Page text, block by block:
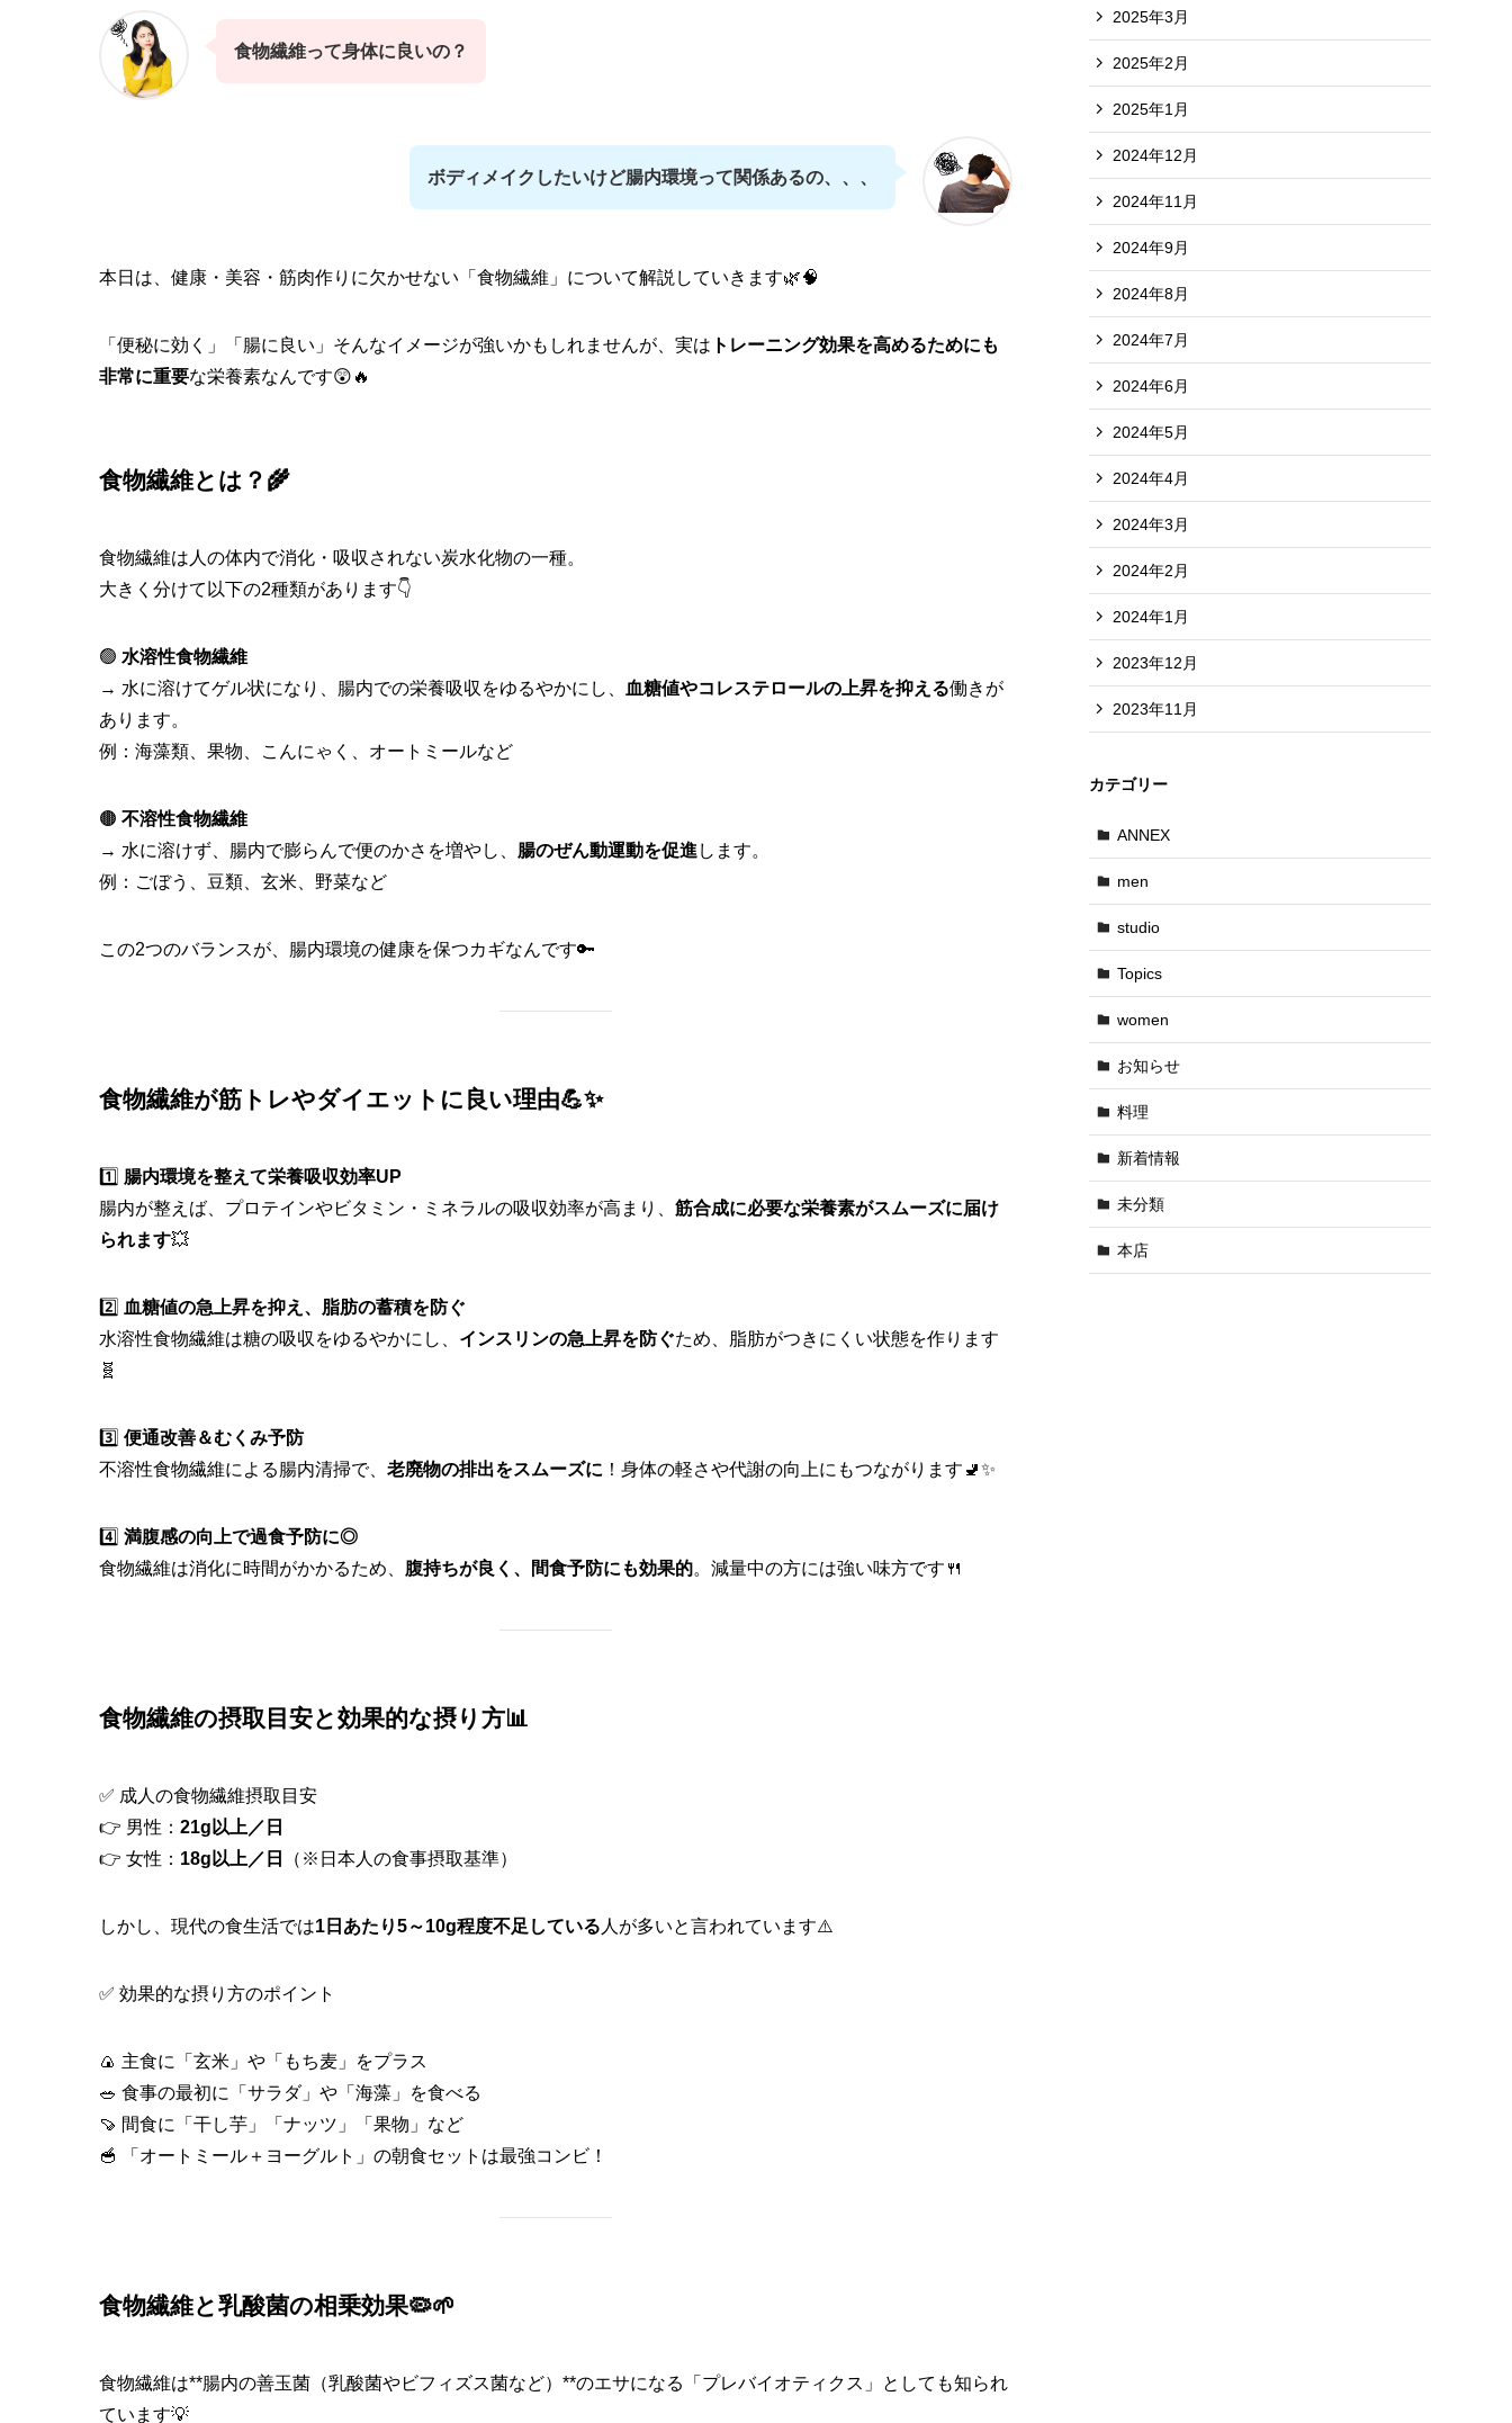
食物繊維って身体に良いの？
ボディメイクしたいけど腸内環境って関係あるの、、、
本日は、健康・美容・筋肉作りに欠かせない「食物繊維」について解説していきます🌿🧠
「便秘に効く」「腸に良い」そんなイメージが強いかもしれませんが、実は トレーニング効果を高めるためにも
非常に重要な栄養素なんです😲🔥
食物繊維とは？🌾
食物繊維は人の体内で消化・吸収されない炭水化物の一種。
大きく分けて以下の2種類があります👇
🟢 水溶性食物繊維
→ 水に溶けてゲル状になり、腸内での栄養吸収をゆるやかにし、
血糖値やコレステロールの上昇を抑える働きが
あります。
例：海藻類、果物、こんにゃく、オートミールなど
🟤 不溶性食物繊維
→ 水に溶けず、腸内で膨らんで便のかさを増やし、 腸のぜん動運動を促進 します。
例：ごぼう、豆類、玄米、野菜など
この2つのバランスが、腸内環境の健康を保つカギなんです🔑
食物繊維が筋トレやダイエットに良い理由💪✨
1️⃣ 腸内環境を整えて栄養吸収効率UP
腸内が整えば、プロテインやビタミン・ミネラルの吸収効率が高まり、 筋合成に必要な栄養素がスムーズに届け
られます💥
2️⃣ 血糖値の急上昇を抑え、脂肪の蓄積を防ぐ
水溶性食物繊維は糖の吸収をゆるやかにし、 インスリンの急上昇を防ぐため、脂肪がつきにくい状態を作ります
🧬
3️⃣ 便通改善＆むくみ予防
不溶性食物繊維による腸内清掃で、 老廃物の排出をスムーズに ！身体の軽さや代謝の向上にもつながります🚽✨
4️⃣ 満腹感の向上で過食予防に◎
食物繊維は消化に時間がかかるため、 腹持ちが良く、間食予防にも効果的。減量中の方には強い味方です🍴
食物繊維の摂取目安と効果的な摂り方📊
✅ 成人の食物繊維摂取目安
👉 男性： 21g以上／日
👉 女性： 18g以上／日 （※日本人の食事摂取基準）
しかし、現代の食生活では1日あたり5～10g程度不足している 人が多いと言われています⚠️
✅ 効果的な摂り方のポイント
🍙 主食に「玄米」や「もち麦」をプラス
🥗 食事の最初に「サラダ」や「海藻」を食べる
🍠 間食に「干し芋」「ナッツ」「果物」など
🥣 「オートミール＋ヨーグルト」の朝食セットは最強コンビ！
食物繊維と乳酸菌の相乗効果🦠🌱
食物繊維は**腸内の善玉菌（乳酸菌やビフィズス菌など）**のエサになる「プレバイオティクス」としても知られ
ています💡
2025年3月
2025年2月
2025年1月
2024年12月
2024年11月
2024年9月
2024年8月
2024年7月
2024年6月
2024年5月
2024年4月
2024年3月
2024年2月
2024年1月
2023年12月
2023年11月
カテゴリー
ANNEX
men
studio
Topics
women
お知らせ
料理
新着情報
未分類
本店